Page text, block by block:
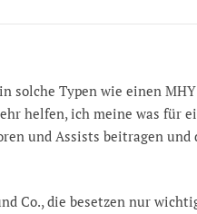
solche Typen wie einen
helfen, ich meine was für
und Assists beitragen und
Co., die besetzen nur